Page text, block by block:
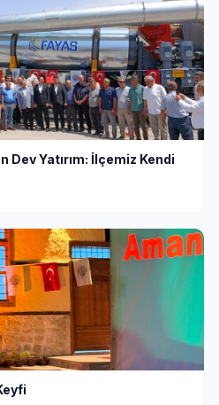
Yatırım: İlçemiz Kendi